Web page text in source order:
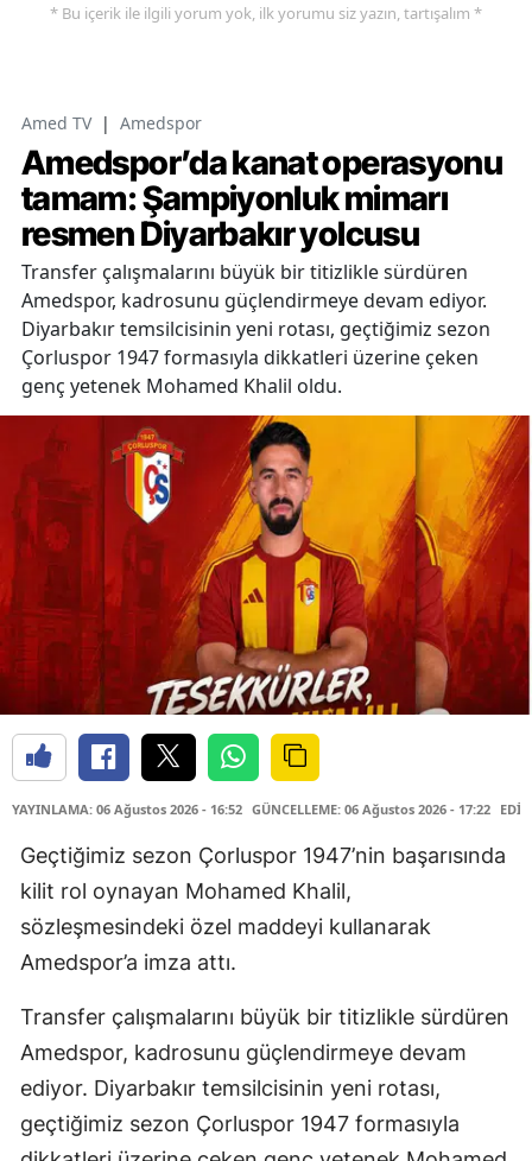
* Bu içerik ile ilgili yorum yok, ilk yorumu siz yazın, tartışalım *
Amed TV | Amedspor
Amedspor’da kanat operasyonu
tamam: Şampiyonluk mimarı
resmen Diyarbakır yolcusu
Transfer çalışmalarını büyük bir titizlikle sürdüren
Amedspor, kadrosunu güçlendirmeye devam ediyor.
Diyarbakır temsilcisinin yeni rotası, geçtiğimiz sezon
Çorluspor 1947 formasıyla dikkatleri üzerine çeken
genç yetenek Mohamed Khalil oldu.
YAYINLAMA: 06 Ağustos 2026 - 16:52 GÜNCELLEME: 06 Ağustos 2026 - 17:22
Geçtiğimiz sezon Çorluspor 1947’nin başarısında
kilit rol oynayan Mohamed Khalil,
sözleşmesindeki özel maddeyi kullanarak
Amedspor’a imza attı.
Transfer çalışmalarını büyük bir titizlikle sürdüren
Amedspor, kadrosunu güçlendirmeye devam
ediyor. Diyarbakır temsilcisinin yeni rotası,
geçtiğimiz sezon Çorluspor 1947 formasıyla